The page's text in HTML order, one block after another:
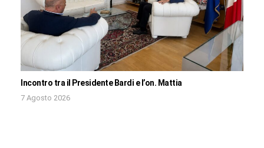
Incontro tra il Presidente Bardi e l’on. Mattia
7 Agosto 2026